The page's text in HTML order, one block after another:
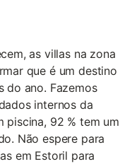
as villas na zona
que é um destino
do ano. Fazemos
internos da
piscina, 92 % tem um
Não espere para
em Estoril para